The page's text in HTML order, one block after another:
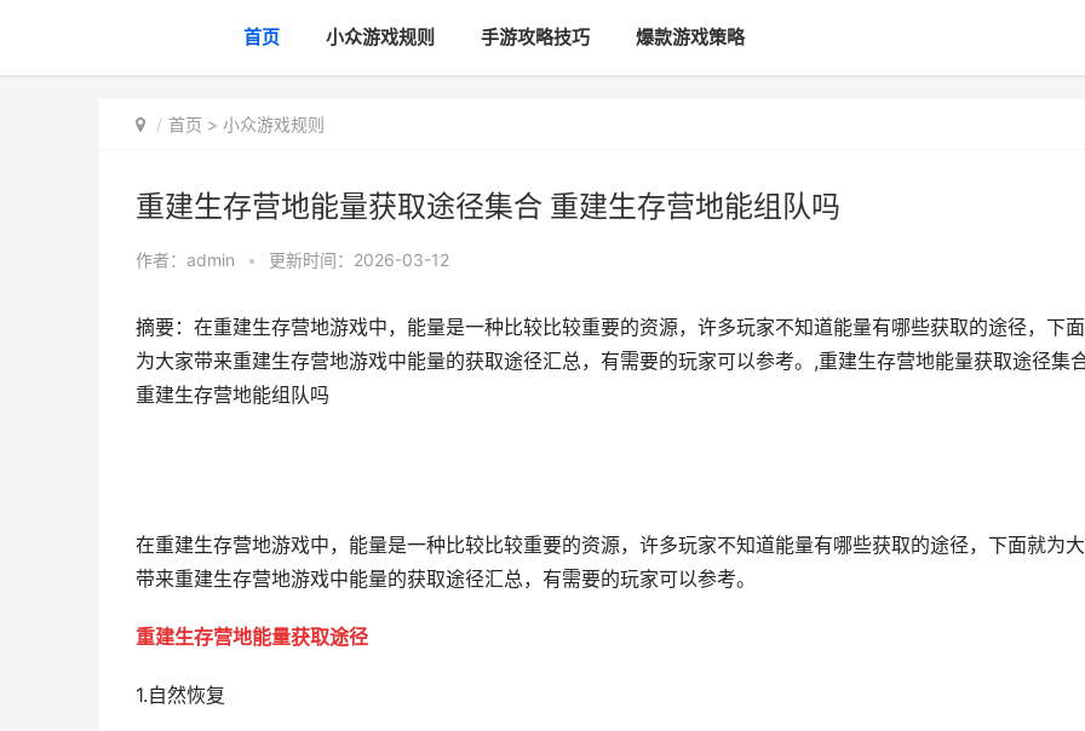
首页 小众游戏规则 手游攻略技巧 爆款游戏策略
首页 > 小众游戏规则
重建生存营地能量获取途径集合 重建生存营地能组队吗
作者： admin • 更新时间：2026-03-12
摘要：在重建生存营地游戏中，能量是一种比较比较重要的资源，许多玩家不知道能量有哪些获取的途径，下
为大家带来重建生存营地游戏中能量的获取途径汇总，有需要的玩家可以参考。,重建生存营地能量获取途径集
重建生存营地能组队吗
在重建生存营地游戏中，能量是一种比较比较重要的资源，许多玩家不知道能量有哪些获取的途径，下面就为
带来重建生存营地游戏中能量的获取途径汇总，有需要的玩家可以参考。
重建生存营地能量获取途径
1.自然恢复